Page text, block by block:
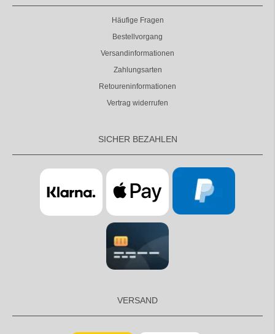
Häufige Fragen
Bestellvorgang
Versandinformationen
Zahlungsarten
Retoureninformationen
Vertrag widerrufen
SICHER BEZAHLEN
VERSAND